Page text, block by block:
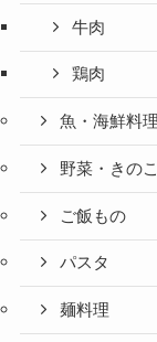
牛肉
鶏肉
魚・海鮮料理
野菜・きの
ご飯もの
パスタ
麺料理